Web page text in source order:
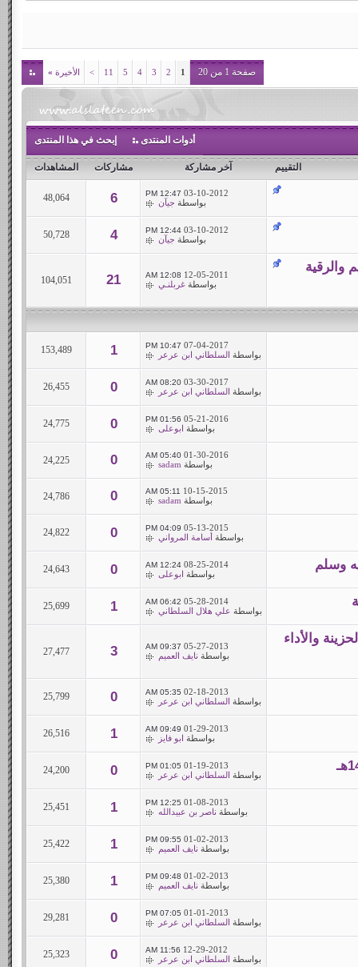
صفحة 1 من 20 1
2
3
4
5
11
> الأخيرة »
أدوات المنتدى إبحث في هذا المنتدى
التقييم آخر مشاركة مشاركات المشاهدات
03-10-2012
12:47 PM
بواسطة جيآن 6
48,064
03-10-2012
12:44 PM
بواسطة جيآن 4
50,728
والرقية 12-05-2011
12:08 AM
بواسطة غربلنـي 21
104,051
07-04-2017
10:47 PM
بواسطة السلطاني ابن عرعر 1
153,489
03-30-2017
08:20 AM
بواسطة السلطاني ابن عرعر 0
26,455
05-21-2016
01:56 PM
بواسطة ابوعلى 0
24,775
01-30-2016
05:40 AM
بواسطة sadam
0
24,225
10-15-2015
05:11 AM
بواسطة sadam
0
24,786
05-13-2015
04:09 PM
بواسطة أسامة المرواني 0
24,822
وسلم 08-25-2014
12:24 AM
بواسطة ابوعلى 0
24,643
05-28-2014
06:42 AM
بواسطة علي هلال السلطاني 1
25,699
والأداء 05-27-2013
09:37 AM
بواسطة نايف العميم 3
27,477
02-18-2013
05:35 AM
بواسطة السلطاني ابن عرعر 0
25,799
01-29-2013
09:49 AM
بواسطة ابو فايز 1
26,516
01-19-2013
01:05 PM
بواسطة السلطاني ابن عرعر 0
24,200
01-08-2013
12:25 PM
بواسطة ناصر بن عبيدالله 1
25,451
01-02-2013
09:55 PM
بواسطة نايف العميم 1
25,422
01-02-2013
09:48 PM
بواسطة نايف العميم 1
25,380
01-01-2013
07:05 PM
بواسطة السلطاني ابن عرعر 0
29,281
12-29-2012
11:56 AM
بواسطة السلطاني ابن عرعر 0
25,323